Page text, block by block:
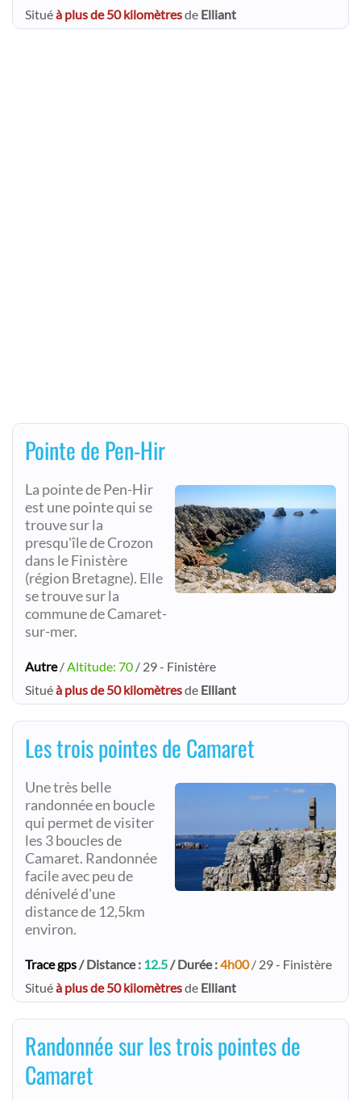
Situéà plus de 50 kilomètresde Elliant
Pointe de Pen-Hir
La pointe de Pen-Hir
est une pointe qui se
trouve sur la
presqu'île de Crozon
dans le Finistère
(région Bretagne). Elle
se trouve sur la
commune de Camaret-
sur-mer.
Autre/Altitude: 70 / 29 - Finistère
Situéà plus de 50 kilomètresde Elliant
Les trois pointes de Camaret
Une très belle
randonnée en boucle
qui permet de visiter
les 3 boucles de
Camaret. Randonnée
facile avec peu de
dénivelé d'une
distance de 12,5km
environ.
Trace gps/ Distance : 12.5/ Durée :4h00/ 29 - Finistère
Situéà plus de 50 kilomètresde Elliant
Randonnée sur les trois pointes de
Camaret